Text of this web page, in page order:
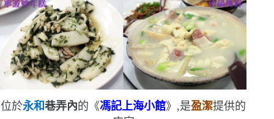
位於永和巷弄內的 《馮記上海小館》,是盈潔提供的